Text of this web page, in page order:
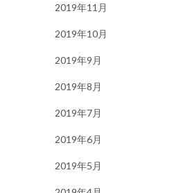
2019年11月
2019年10月
2019年9月
2019年8月
2019年7月
2019年6月
2019年5月